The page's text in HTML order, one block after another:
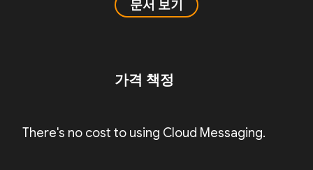
문서 보기
가격 책정
There's no cost to using Cloud Messaging.